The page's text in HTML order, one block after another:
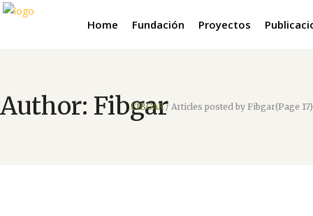
Home Fundación Proyectos
Author: Fibgar
FIBGAR/ Articles posted by Fibgar(Page 17)